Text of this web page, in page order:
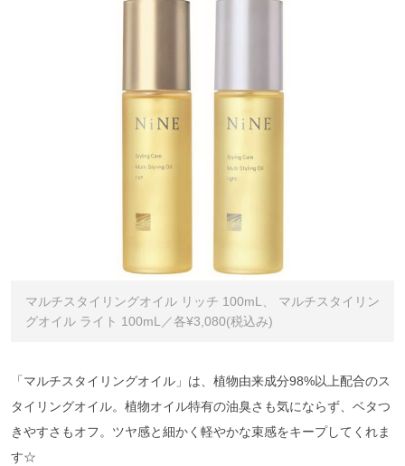
マルチスタイリングオイル リッチ 100mL、 マルチスタイリン
グオイル ライト 100mL／各¥3,080(税込み)
「マルチスタイリングオイル」は、植物由来成分98%以上配合のス
タイリングオイル。植物オイル特有の油臭さも気にならず、ベタつ
きやすさもオフ。ツヤ感と細かく軽やかな束感をキープしてくれま
す☆